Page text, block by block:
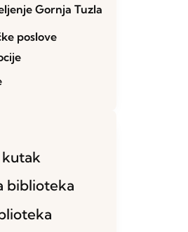
Gornja Tuzla
poslove
biblioteka